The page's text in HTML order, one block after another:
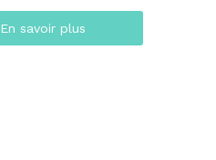
En savoir plus